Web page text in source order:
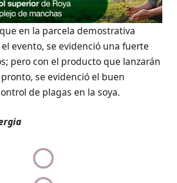
en la parcela demostrativa
evento, se evidenció una fuerte
pero con el producto que lanzarán
se evidenció el buen
de plagas en la soya.